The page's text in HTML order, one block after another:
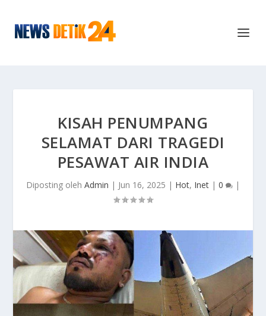
KISAH PENUMPANG
SELAMAT DARI TRAGEDI
PESAWAT AIR INDIA
Diposting oleh Admin | Jun 16, 2025 | Hot, Inet | 0 |